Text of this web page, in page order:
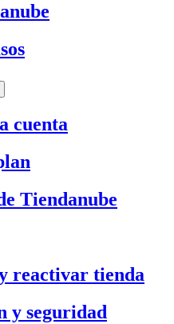
cuenta
Tiendanube
reactivar tienda
y seguridad